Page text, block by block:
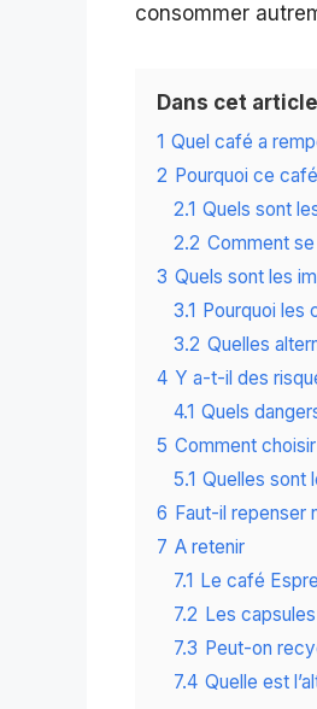
consommer
Dans cet article
1 Quel café a
2 Pourquoi ce
2.1 Quels sont
2.2 Comment
3 Quels sont les
3.1 Pourquoi les
3.2 Quelles
4 Y a-t-il des
4.1 Quels
5 Comment
5.1 Quelles sont
6 Faut-il repenser
7 A retenir
7.1 Le café
7.2 Les
7.3 Peut-on
7.4 Quelle est